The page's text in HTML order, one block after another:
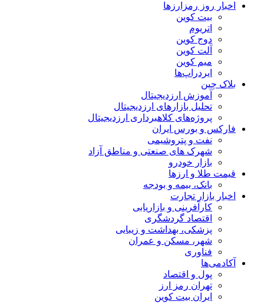
اخبار روز رمزارزها
بیت کوین
اتریوم
دوج کوین
آلت کوین
میم کوین‌
ایردراپ‌ها
بلاک چین
آموزش ارزدیجیتال
تحلیل بازارهای ارزدیجیتال
پروژه‌های کلاهبرداری ارزدیجیتال
فارکس و بورس ایران
نفت و پتروشیمی
شهرک های صنعتی و مناطق آزاد
بازار خودرو
قیمت طلا و ارزها
بانک، بیمه و بودجه
اخبار بازار تجارت
کارآفرینی و بازاریابی
اقتصاد گردشگری
پزشکی، بهداشت و زیبایی
شهر، مسکن و عمران
فناوری
آکادمی‌ها
پول و اقتصاد
تهران رمز ارز
ایران بیت کوین